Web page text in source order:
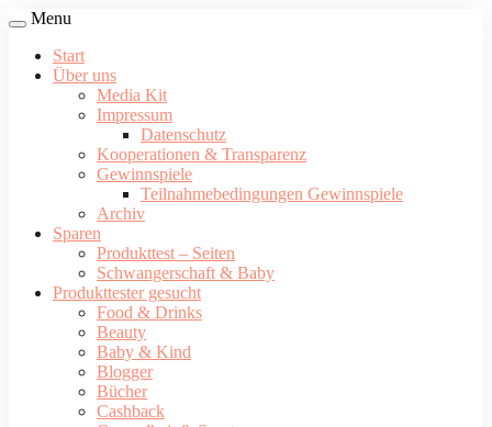
Menu
Start
Über uns
Media Kit
Impressum
Datenschutz
Kooperationen & Transparenz
Gewinnspiele
Teilnahmebedingungen Gewinnspiele
Archiv
Sparen
Produkttest – Seiten
Schwangerschaft & Baby
Produkttester gesucht
Food & Drinks
Beauty
Baby & Kind
Blogger
Bücher
Cashback